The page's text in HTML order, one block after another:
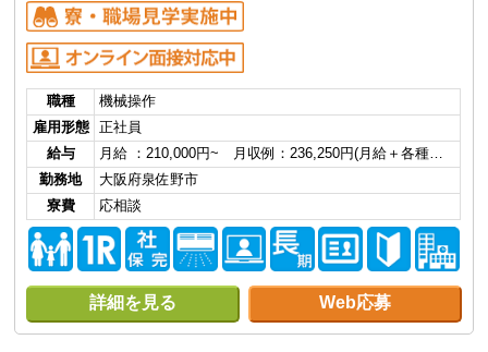
職種
機械操作
雇用形態
正社員
給与
月給 ：210,000円~ 月収例：236,250円(月給＋各種…
勤務地
大阪府泉佐野市
寮費
応相談
詳細を見る Web応募